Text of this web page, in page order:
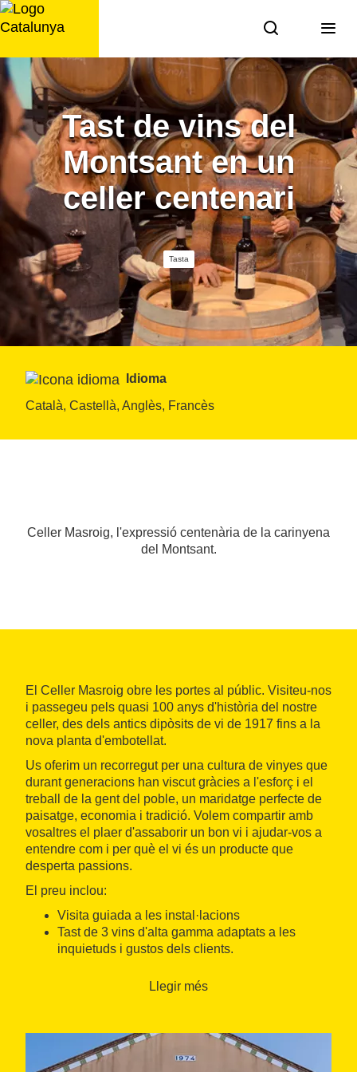
Saltar
al
Tast de vins del
Montsant en un
celler centenari
Tasta
Idioma
Català, Castellà, Anglès, Francès
Celler Masroig, l'expressió centenària de la carinyena
del Montsant.
El Celler Masroig obre les portes al públic. Visiteu-nos
i passegeu pels quasi 100 anys d'història del nostre
celler, des dels antics dipòsits de vi de 1917 fins a la
nova planta d'embotellat.
Us oferim un recorregut per una cultura de vinyes que
durant generacions han viscut gràcies a l'esforç i el
treball de la gent del poble, un maridatge perfecte de
paisatge, economia i tradició. Volem compartir amb
vosaltres el plaer d'assaborir un bon vi i ajudar-vos a
entendre com i per què el vi és un producte que
desperta passions.
El preu inclou:
Visita guiada a les instal·lacions
Tast de 3 vins d'alta gamma adaptats a les
inquietuds i gustos dels clients.
addicionals a la visita:
Una visita al molí d'oli
Una sortida a les oliveres
Llegir més